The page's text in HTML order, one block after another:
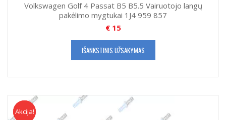
Volkswagen Golf 4 Passat B5 B5.5 Vairuotojo langų
pakėlimo mygtukai 1J4 959 857
€15
IŠANKSTINIS UŽSAKYMAS
Akcija
Akcija!